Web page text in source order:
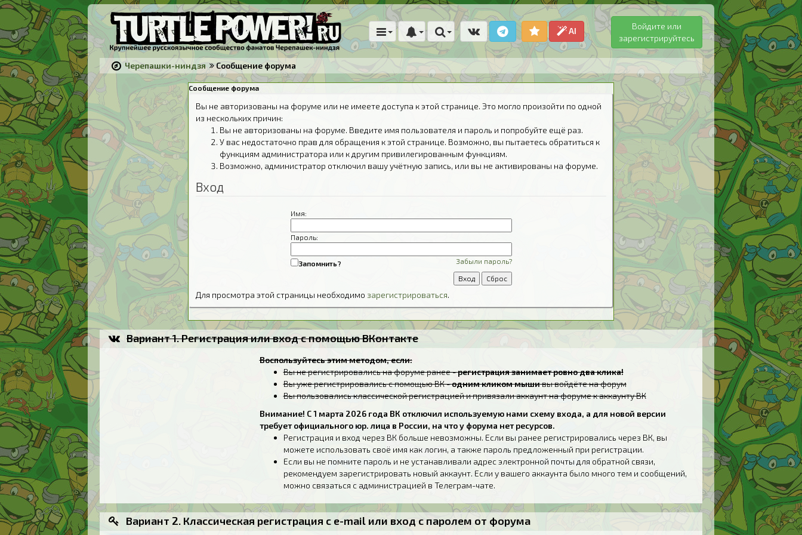
AI
Войдите или
зарегистрируйтесь
Черепашки-ниндзя Сообщение форума
Сообщение форума
Вы не авторизованы на форуме или не имеете доступа к этой странице. Это могло произойти по одной
из нескольких причин:
Вы не авторизованы на форуме. Введите имя пользователя и пароль и попробуйте ещё раз.
У вас недостаточно прав для обращения к этой странице. Возможно, вы пытаетесь обратиться к
функциям администратора или к другим привилегированным функциям.
Возможно, администратор отключил вашу учётную запись, или вы не активированы на форуме.
Вход
Имя:
Пароль:
Забыли пароль?
Запомнить?
Для просмотра этой страницы необходимо зарегистрироваться.
Вариант 1. Регистрация или вход с помощью ВКонтакте
Воспользуйтесь этим методом, если:
Вы не регистрировались на форуме ранее -регистрация занимает ровно два клика!
Вы уже регистрировались с помощью ВК -одним кликом мышивы войдёте на форум
Вы пользовались классической регистрацией и привязали аккаунт на форуме к аккаунту ВК
Внимание! С 1 марта 2026 года ВК отключил используемую нами схему входа, а для новой версии
требует официального юр. лица в России, на что у форума нет ресурсов.
Регистрация и вход через ВК больше невозможны. Если вы ранее регистрировались через ВК, вы
можете использовать своё имя как логин, а также пароль предложенный при регистрации.
Если вы не помните пароль и не устанавливали адрес электронной почты для обратной связи,
рекомендуем зарегистрировать новый аккаунт. Если у вашего аккаунта было много тем и сообщений,
можно связаться с администрацией в Телеграм-чате.
Вариант 2. Классическая регистрация с e-mail или вход с паролем от форума